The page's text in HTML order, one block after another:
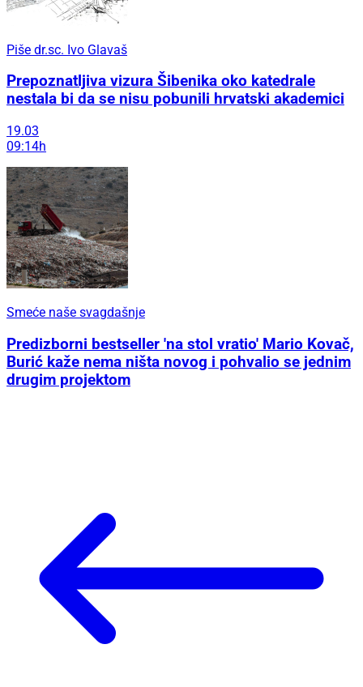
Piše dr.sc. Ivo Glavaš
Prepoznatljiva vizura Šibenika oko katedrale
nestala bi da se nisu pobunili hrvatski akademici
19.03
09:14h
Smeće naše svagdašnje
Predizborni bestseller 'na stol vratio' Mario Kovač,
Burić kaže nema ništa novog i pohvalio se jednim
drugim projektom